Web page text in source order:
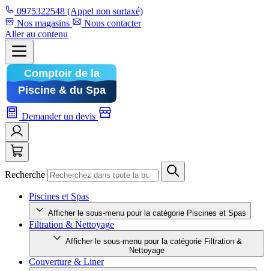
0975322548 (Appel non surtaxé)
Nos magasins
Nous contacter
Aller au contenu
Demander un devis
Recherche
Piscines et Spas
Afficher le sous-menu pour la catégorie Piscines et Spas
Filtration & Nettoyage
Afficher le sous-menu pour la catégorie Filtration &
Nettoyage
Couverture & Liner